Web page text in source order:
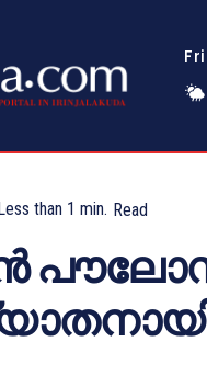
Less than 1 min. Read